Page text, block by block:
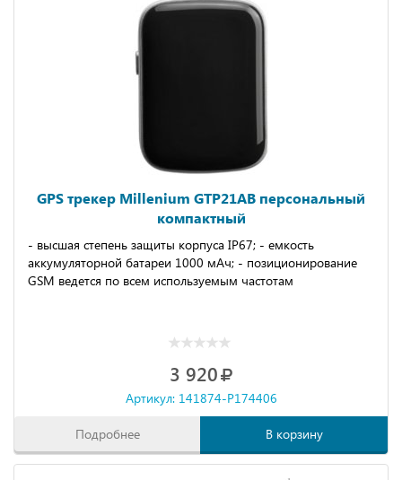
GPS трекер Millenium GTP21AB персональный
компактный
- высшая степень защиты корпуса IP67; - емкость
аккумуляторной батареи 1000 мАч; - позиционирование
GSM ведется по всем используемым частотам
3 920
Артикул: 141874-P174406
Подробнее В корзину